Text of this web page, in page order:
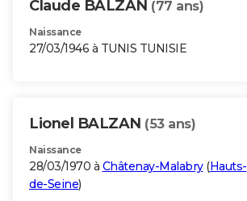
Claude BALZAN (77 ans)
Naissance
27/03/1946 à TUNIS TUNISIE
Lionel BALZAN (53 ans)
Naissance
28/03/1970 à Châtenay-Malabry(Hauts-
de-Seine)